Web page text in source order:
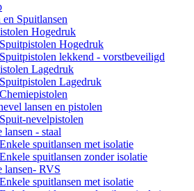
Spuitlansen
Hogedruk
Spuitpistolen Hogedruk
Spuitpistolen lekkend - vorstbeveiligd
Lagedruk
Spuitpistolen Lagedruk
Chemiepistolen
lansen en pistolen
Spuit-nevelpistolen
lansen - staal
Enkele spuitlansen met isolatie
Enkele spuitlansen zonder isolatie
lansen- RVS
Enkele spuitlansen met isolatie